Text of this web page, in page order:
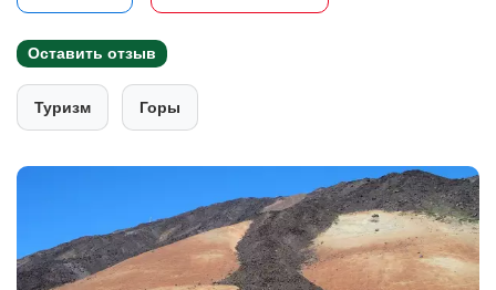
Оставить отзыв
Туризм Горы